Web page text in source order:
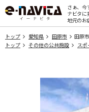
さぁ、今
ナビタに
地元のお
トップ 愛知県 田原市
田原
トップ
その他の公共施設 ス